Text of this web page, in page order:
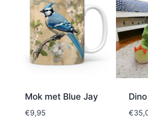
Mok met Blue Jay
€9,95 €